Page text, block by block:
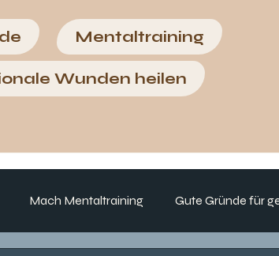
Mentaltraining
Wunden heilen
Mach Mentaltraining Gute Gründe für